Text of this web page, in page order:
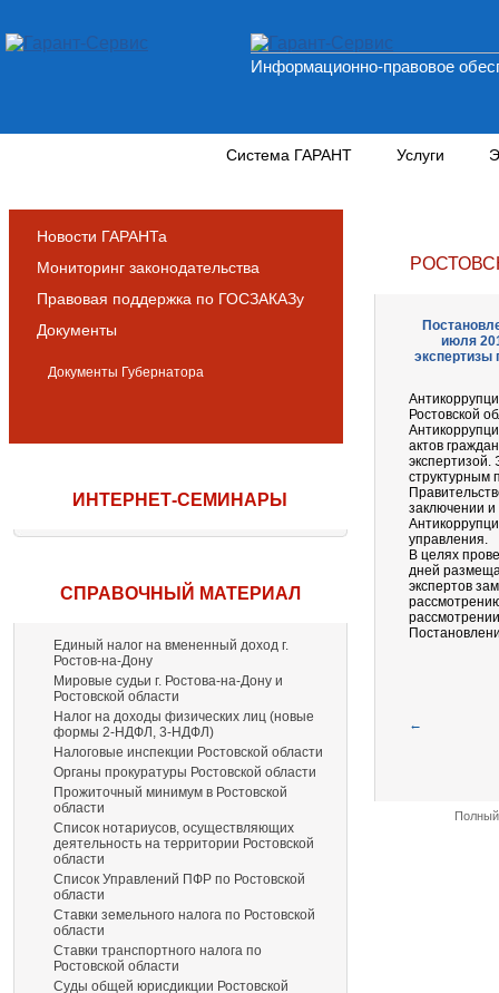
Информационно-правовое
Система ГАРАНТ Услуги
Новости ГАРАНТа
Мониторинг законодательства
Правовая поддержка по ГОСЗАКАЗу
Документы
Документы Губернатора
ИНТЕРНЕТ-СЕМИНАРЫ
СПРАВОЧНЫЙ МАТЕРИАЛ
Единый налог на вмененный доход г.
Ростов-на-Дону
Мировые судьи г. Ростова-на-Дону и
Ростовской области
Налог на доходы физических лиц (новые
формы 2-НДФЛ, 3-НДФЛ)
Налоговые инспекции Ростовской области
Органы прокуратуры Ростовской области
Прожиточный минимум в Ростовской
области
Список нотариусов, осуществляющих
деятельность на территории Ростовской
области
Список Управлений ПФР по Ростовской
области
Ставки земельного налога по Ростовской
области
Ставки транспортного налога по
Ростовской области
Суды общей юрисдикции Ростовской
июля
экспертизы
Ростовской
актов
экспертизой.
структурным
заключении
управления.
В целях
дней
экспертов
←